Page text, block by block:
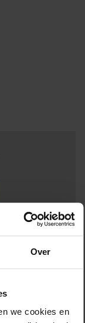
Over
we cookies en